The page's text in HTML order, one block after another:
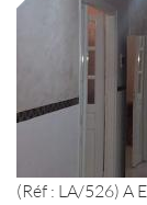
(Réf : LA/526) A